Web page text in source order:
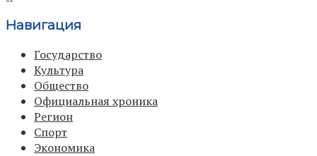
Навигация
Государство
Культура
Общество
Официальная хроника
Регион
Спорт
Экономика